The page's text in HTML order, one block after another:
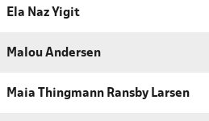
Ela Naz Yigit
Malou Andersen
Maia Thingmann Ransby Larsen